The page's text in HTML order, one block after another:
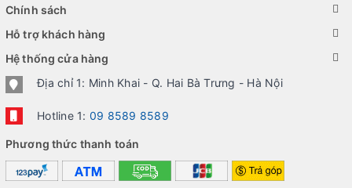
Chính sách
Hỗ trợ khách hàng
Hệ thống cửa hàng
Địa chỉ 1: Minh Khai - Q. Hai Bà Trưng - Hà Nội
Hotline 1: 09 8589 8589
Phương thức thanh toán